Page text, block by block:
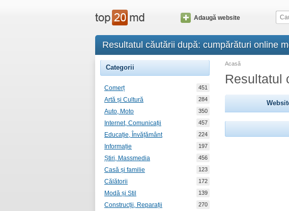
Adaugă website
Resultatul căutării după: cumpărături online
Categorii
Comerț 451
Artă și Cultură 284
Auto, Moto 350
Internet, Comunicații 457
Educație, Învățământ 224
Informație 197
Știri, Massmedia 456
Casă și familie 123
Călătorii 172
Modă și Stil 139
Construcții, Reparații 270
Acasă
Resultatul